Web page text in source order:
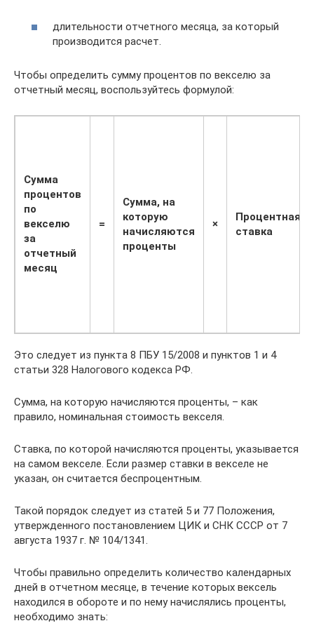
длительности отчетного месяца, за который
производится расчет.
Чтобы определить сумму процентов по векселю за
отчетный месяц, воспользуйтесь формулой:
Сумма
процентов
по
векселю
за
отчетный
месяц
=
Сумма, на
которую
начисляются
проценты
×
Процентная
ставка
Это следует из пункта 8 ПБУ 15/2008 и пунктов 1 и 4
статьи 328 Налогового кодекса РФ.
Сумма, на которую начисляются проценты, – как
правило, номинальная стоимость векселя.
Ставка, по которой начисляются проценты, указывается
на самом векселе. Если размер ставки в векселе не
указан, он считается беспроцентным.
Такой порядок следует из статей 5 и 77 Положения,
утвержденного постановлением ЦИК и СНК СССР от 7
августа 1937 г. № 104/1341.
Чтобы правильно определить количество календарных
дней в отчетном месяце, в течение которых вексель
находился в обороте и по нему начислялись проценты,
необходимо знать: